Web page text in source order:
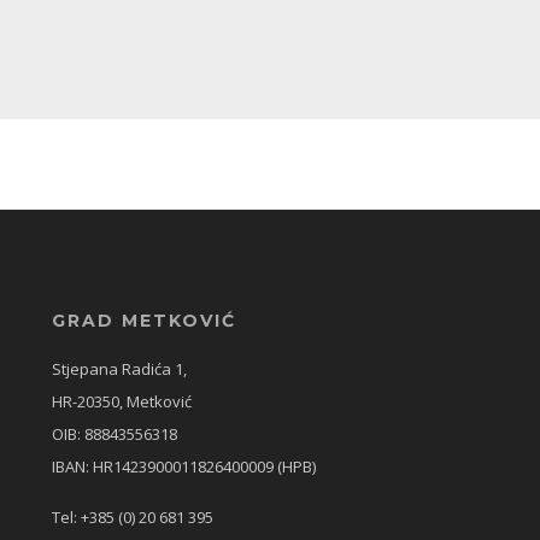
GRAD METKOVIĆ
Stjepana Radića 1,
HR-20350, Metković
OIB: 88843556318
IBAN: HR1423900011826400009 (HPB)
Tel: +385 (0) 20 681 395